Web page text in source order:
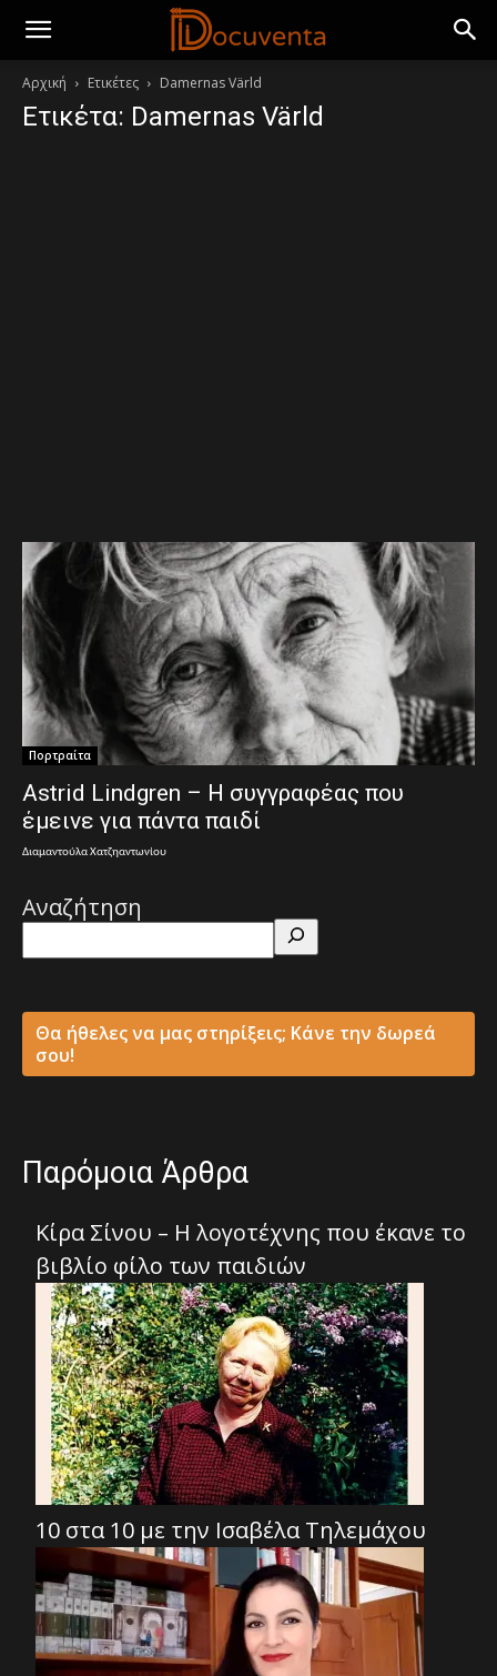
Αρχική Ετικέτες Damernas Värld
Ετικέτα: Damernas Värld
Πορτραίτα
Astrid Lindgren – Η συγγραφέας που
έμεινε για πάντα παιδί
Διαμαντούλα Χατζηαντωνίου
Αναζήτηση
Θα ήθελες να μας στηρίξεις; Κάνε την δωρεά
σου!
Παρόμοια Άρθρα
Κίρα Σίνου – Η λογοτέχνης που έκανε το
βιβλίο φίλο των παιδιών
10 στα 10 με την Ισαβέλα Τηλεμάχου